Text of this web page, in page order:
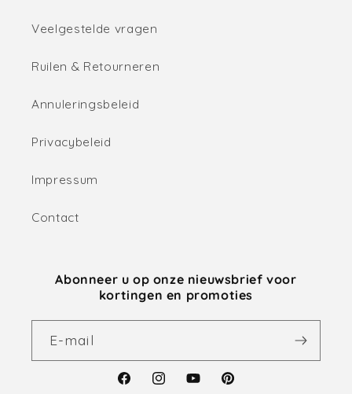
Veelgestelde vragen
Ruilen & Retourneren
Annuleringsbeleid
Privacybeleid
Impressum
Contact
Abonneer u op onze nieuwsbrief voor
kortingen en promoties
E‑mail
FacebookInstagramYouTubePinterest